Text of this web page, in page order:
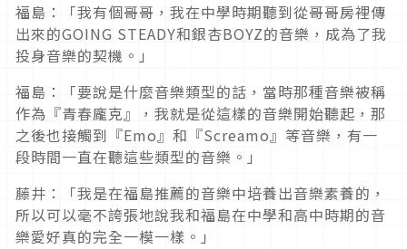
福島：「我有個哥哥，我在中學時期聽到從哥哥房裡傳
出來的GOING STEADY和銀杏BOYZ的音樂，成為了我
投身音樂的契機。」
福島：「要說是什麼音樂類型的話，當時那種音樂被稱
作為『青春龐克』，我就是從這樣的音樂開始聽起，那
之後也接觸到『Emo』和『Screamo』等音樂，有一
段時間一直在聽這些類型的音樂。」
藤井：「我是在福島推薦的音樂中培養出音樂素養的，
所以可以毫不誇張地說我和福島在中學和高中時期的音
樂愛好真的完全一模一樣。」